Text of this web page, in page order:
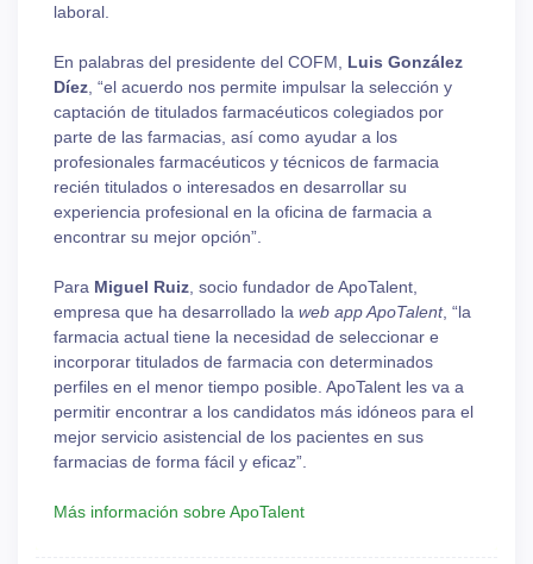
laboral.
En palabras del presidente del COFM, Luis González
Díez , “el acuerdo nos permite impulsar la selección y
captación de titulados farmacéuticos colegiados por
parte de las farmacias, así como ayudar a los
profesionales farmacéuticos y técnicos de farmacia
recién titulados o interesados en desarrollar su
experiencia profesional en la oficina de farmacia a
encontrar su mejor opción”.
Para Miguel Ruiz , socio fundador de ApoTalent,
empresa que ha desarrollado la web app ApoTalent, “la
farmacia actual tiene la necesidad de seleccionar e
incorporar titulados de farmacia con determinados
perfiles en el menor tiempo posible. ApoTalent les va a
permitir encontrar a los candidatos más idóneos para el
mejor servicio asistencial de los pacientes en sus
farmacias de forma fácil y eficaz”.
Más información sobre ApoTalent